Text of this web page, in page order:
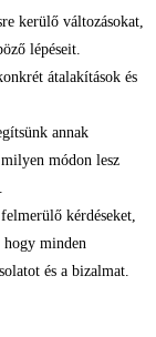
kerülő változásokat,
lépéseit.
átalakítások és
annak
módon lesz
kérdéseket,
hogy minden
és a bizalmat.